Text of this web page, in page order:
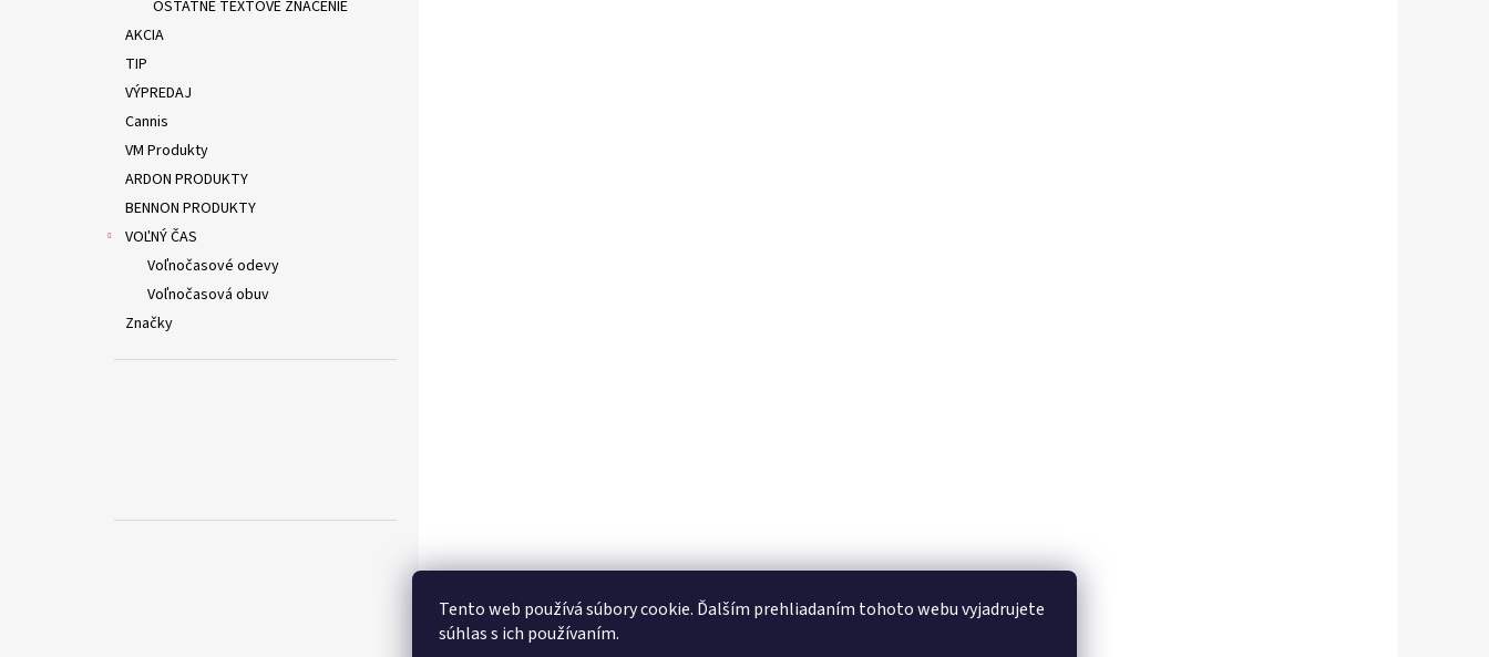
Tento web používá súbory cookie. Ďalším prehliadaním tohoto webu vyjadrujete
súhlas s ich používaním.
OSTATNÉ TEXTOVÉ ZNAČENIE
AKCIA
TIP
VÝPREDAJ
Cannis
VM Produkty
ARDON PRODUKTY
BENNON PRODUKTY
VOĽNÝ ČAS
Voľnočasové odevy
Voľnočasová obuv
Značky